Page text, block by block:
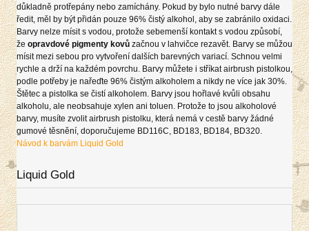
důkladně protřepány nebo zamíchány. Pokud by bylo nutné barvy dále
ředit, měl by být přidán pouze 96% čistý alkohol, aby se zabránilo oxidaci.
Barvy nelze mísit s vodou, protože sebemenší kontakt s vodou způsobí,
že opravdové pigmenty kovů začnou v lahvičce rezavět. Barvy se můžou
mísit mezi sebou pro vytvoření dalších barevných variací. Schnou velmi
rychle a drží na každém povrchu. Barvy můžete i stříkat airbrush pistolkou,
podle potřeby je nařeďte 96% čistým alkoholem a nikdy ne více jak 30%.
Štětec a pistolka se čistí alkoholem. Barvy jsou hořlavé kvůli obsahu
alkoholu, ale neobsahuje xylen ani toluen. Protože to jsou alkoholové
barvy, musíte zvolit airbrush pistolku, která nemá v cestě barvy žádné
gumové těsnění, doporučujeme BD116C, BD183, BD184, BD320.
Návod k barvám Liquid Gold
Liquid Gold